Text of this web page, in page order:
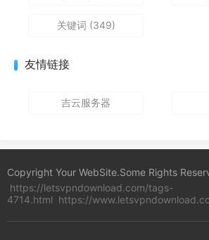
关键词 (349)
友情链接
吉云服务器
Copyright Your WebSite.Some Rights
https://letsvpndownload.com/tags-
4714.html https://